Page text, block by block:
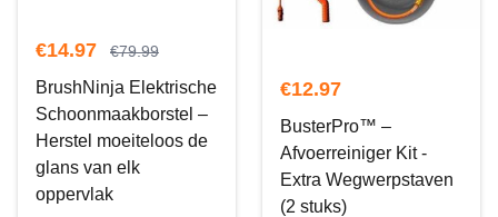
€14.97 €79.99
BrushNinja Elektrische
Schoonmaakborstel –
Herstel moeiteloos de
glans van elk
oppervlak
€12.97
BusterPro™ –
Afvoerreiniger Kit -
Extra Wegwerpstaven
(2 stuks)